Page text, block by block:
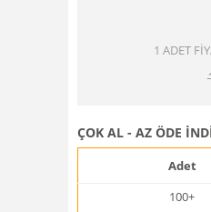
1 ADET
ÇOK AL - AZ ÖDE
Adet
100+